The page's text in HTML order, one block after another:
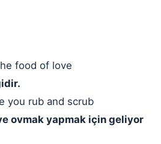
food of love
you rub and scrub
ovmak yapmak için geliyor